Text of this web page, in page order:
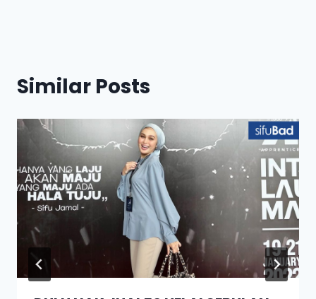
Similar Posts